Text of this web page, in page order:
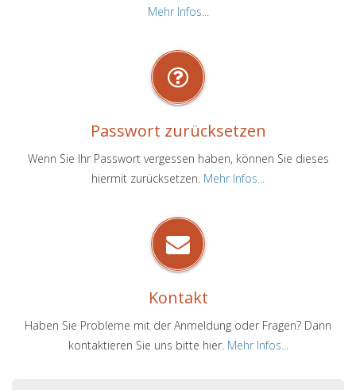
Mehr Infos...
Passwort zurücksetzen
Wenn Sie Ihr Passwort vergessen haben, können Sie dieses
hiermit zurücksetzen. Mehr Infos...
Kontakt
Haben Sie Probleme mit der Anmeldung oder Fragen? Dann
kontaktieren Sie uns bitte hier. Mehr Infos...